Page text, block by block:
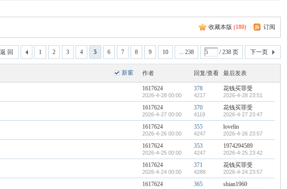
收藏本版 (180) 订阅
1 2 3 4 5 6 7 8 9 10 ... 238 / 238 页 下一页
返 回
新窗 作者 回复/查看 最后发表
1617624
2026-4-28 00:00
378
4217
花钱买罪受
2026-4-28 23:51
1617624
2026-4-27 00:00
370
4119
花钱买罪受
2026-4-27 23:47
1617624
2026-4-26 00:00
355
4247
lovelin
2026-4-26 23:57
1617624
2026-4-25 00:00
353
4247
1974294589
2026-4-25 23:42
1617624
2026-4-24 00:00
371
4288
花钱买罪受
2026-4-24 23:57
1617624 365 shian1960